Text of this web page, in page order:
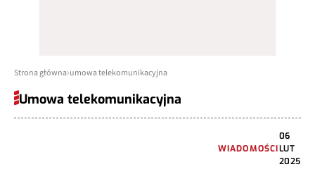
Strona główna umowa telekomunikacyjna
Umowa telekomunikacyjna
WIADOMOŚCI
06
LUT
2025